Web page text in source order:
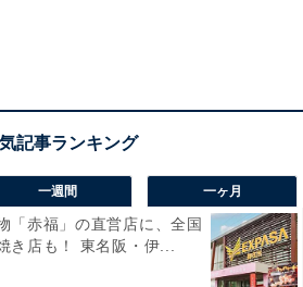
一週間 一ヶ月
「赤福」の直営店に、全国
き店も！ 東名阪・伊...